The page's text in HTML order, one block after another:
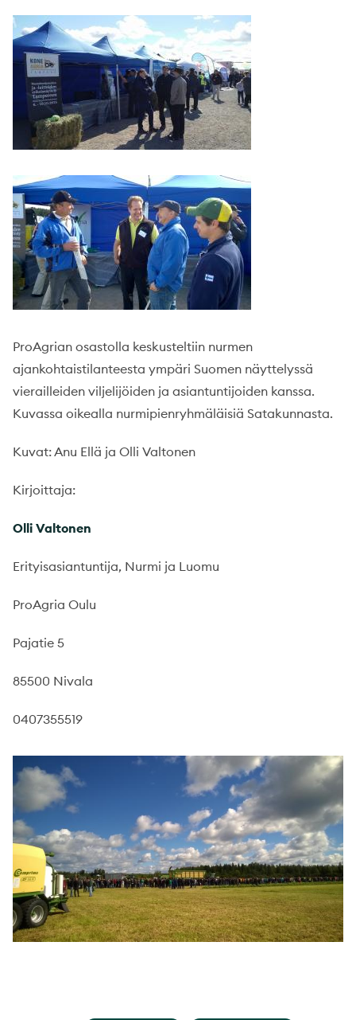
ProAgrian osastolla keskusteltiin nurmen
ajankohtaistilanteesta ympäri Suomen näyttelyssä
vierailleiden viljelijöiden ja asiantuntijoiden kanssa.
Kuvassa oikealla nurmipienryhmäläisiä Satakunnasta.
Kuvat: Anu Ellä ja Olli Valtonen
Kirjoittaja:
Olli Valtonen
Erityisasiantuntija, Nurmi ja Luomu
ProAgria Oulu
Pajatie 5
85500 Nivala
0407355519